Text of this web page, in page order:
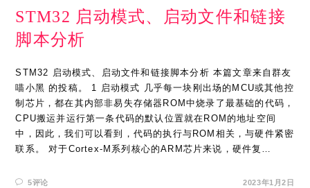
STM32 启动模式、启动文件和链接
脚本分析
STM32 启动模式、启动文件和链接脚本分析 本篇文章来自群友
喵小黑 的投稿。 1 启动模式 几乎每一块刚出场的MCU或其他控
制芯片，都在其内部非易失存储器ROM中烧录了最基础的代码，
CPU搬运并运行第一条代码的默认位置就在ROM的地址空间
中，因此，我们可以看到，代码的执行与ROM相关，与硬件紧密
联系。 对于Cortex-M系列核心的ARM芯片来说，硬件复…
5评论 2023年1月2日